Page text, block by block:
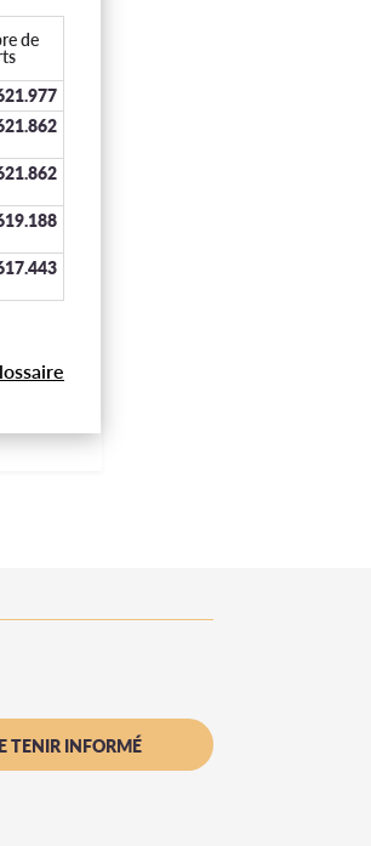
de
TENIR INFORMÉ